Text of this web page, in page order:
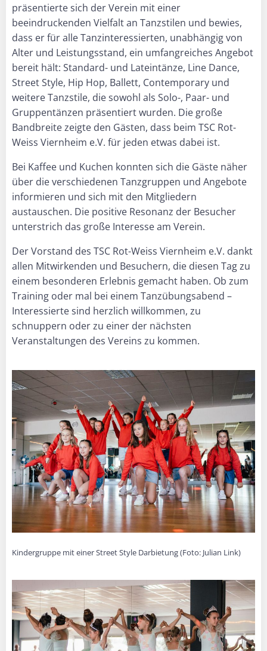
präsentierte sich der Verein mit einer
beeindruckenden Vielfalt an Tanzstilen und bewies,
dass er für alle Tanzinteressierten, unabhängig von
Alter und Leistungsstand, ein umfangreiches Angebot
bereit hält: Standard- und Lateintänze, Line Dance,
Street Style, Hip Hop, Ballett, Contemporary und
weitere Tanzstile, die sowohl als Solo-, Paar- und
Gruppentänzen präsentiert wurden. Die große
Bandbreite zeigte den Gästen, dass beim TSC Rot-
Weiss Viernheim e.V. für jeden etwas dabei ist.
Bei Kaffee und Kuchen konnten sich die Gäste näher
über die verschiedenen Tanzgruppen und Angebote
informieren und sich mit den Mitgliedern
austauschen. Die positive Resonanz der Besucher
unterstrich das große Interesse am Verein.
Der Vorstand des TSC Rot-Weiss Viernheim e.V. dankt
allen Mitwirkenden und Besuchern, die diesen Tag zu
einem besonderen Erlebnis gemacht haben. Ob zum
Training oder mal bei einem Tanzübungsabend –
Interessierte sind herzlich willkommen, zu
schnuppern oder zu einer der nächsten
Veranstaltungen des Vereins zu kommen.
Kindergruppe mit einer Street Style Darbietung (Foto: Julian Link)